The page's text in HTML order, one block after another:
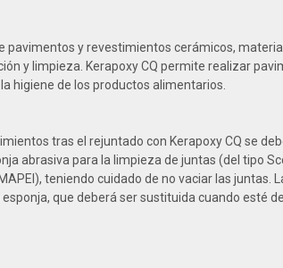
pavimentos y revestimientos cerámicos,
y limpieza. Kerapoxy CQ permite realizar
higiene de los productos alimentarios.
tras el rejuntado con Kerapoxy CQ se
abrasiva para la limpieza de juntas (del tipo
teniendo cuidado de no vaciar las
que deberá ser sustituida cuando esté